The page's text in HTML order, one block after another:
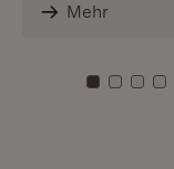
Mehr
ZuZuZu